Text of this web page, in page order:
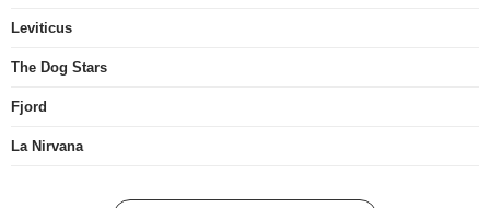
Leviticus
The Dog Stars
Fjord
La Nirvana